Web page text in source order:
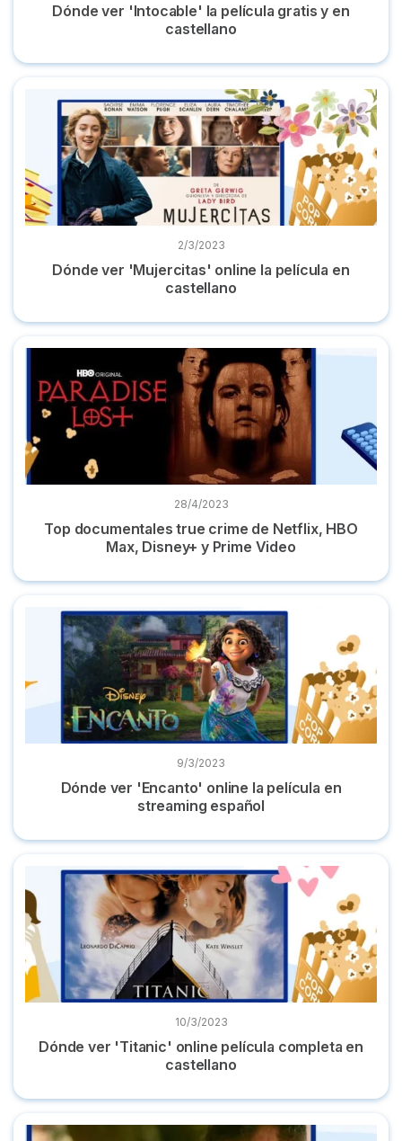
Dónde ver 'Intocable' la película gratis y en
castellano
Dónde ver 'Mujercitas' online la película en castellano
2/3/2023
Dónde ver 'Mujercitas' online la película en
castellano
Top documentales true crime de Netflix, HBO Max,
28/4/2023
Top documentales true crime de Netflix, HBO
Max, Disney+ y Prime Video
Dónde ver 'Encanto' online la película en streaming español
9/3/2023
Dónde ver 'Encanto' online la película en
streaming español
Dónde ver 'Titanic' online película completa en castellano
10/3/2023
Dónde ver 'Titanic' online película completa en
castellano
Las mejores películas de acción y dónde verlas online 2022